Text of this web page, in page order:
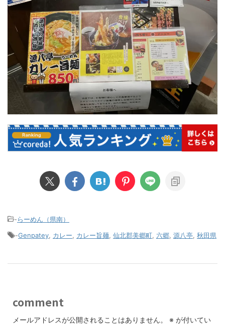
-らーめん（県南）
-Genpatey カレー カレー旨麺 仙北郡美郷町 六郷 源八亭 秋田県
comment
メールアドレスが公開されることはありません。 ※ が付いてい